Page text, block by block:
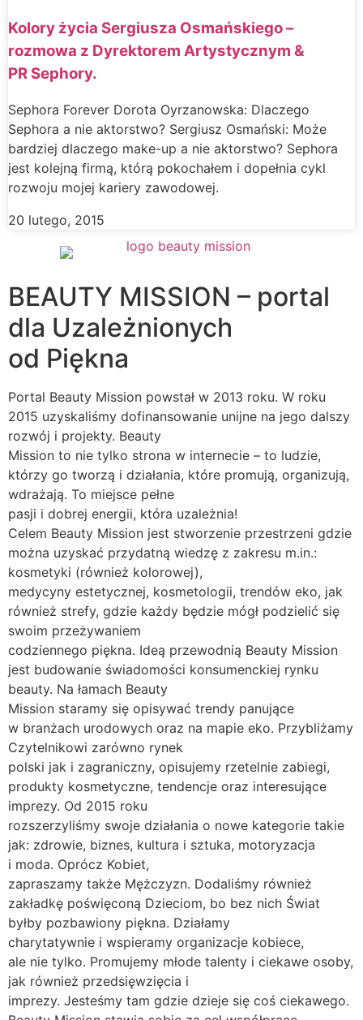
Kolory życia Sergiusza Osmańskiego –
rozmowa z Dyrektorem Artystycznym &
PR Sephory.
Sephora Forever Dorota Oyrzanowska: Dlaczego
Sephora a nie aktorstwo? Sergiusz Osmański: Może
bardziej dlaczego make-up a nie aktorstwo? Sephora
jest kolejną firmą, którą pokochałem i dopełnia cykl
rozwoju mojej kariery zawodowej.
20 lutego, 2015
BEAUTY MISSION – portal
dla Uzależnionych
od Piękna
Portal Beauty Mission powstał w 2013 roku. W roku
2015 uzyskaliśmy dofinansowanie unijne na jego dalszy
rozwój i projekty. Beauty
Mission to nie tylko strona w internecie – to ludzie,
którzy go tworzą i działania, które promują, organizują,
wdrażają. To miejsce pełne
pasji i dobrej energii, która uzależnia!
Celem Beauty Mission jest stworzenie przestrzeni gdzie
można uzyskać przydatną wiedzę z zakresu m.in.:
kosmetyki (również kolorowej),
medycyny estetycznej, kosmetologii, trendów eko, jak
również strefy, gdzie każdy będzie mógł podzielić się
swoim przeżywaniem
codziennego piękna. Ideą przewodnią Beauty Mission
jest budowanie świadomości konsumenckiej rynku
beauty. Na łamach Beauty
Mission staramy się opisywać trendy panujące
w branżach urodowych oraz na mapie eko. Przybliżamy
Czytelnikowi zarówno rynek
polski jak i zagraniczny, opisujemy rzetelnie zabiegi,
produkty kosmetyczne, tendencje oraz interesujące
imprezy. Od 2015 roku
rozszerzyliśmy swoje działania o nowe kategorie takie
jak: zdrowie, biznes, kultura i sztuka, motoryzacja
i moda. Oprócz Kobiet,
zapraszamy także Mężczyzn. Dodaliśmy również
zakładkę poświęconą Dzieciom, bo bez nich Świat
byłby pozbawiony piękna. Działamy
charytatywnie i wspieramy organizacje kobiece,
ale nie tylko. Promujemy młode talenty i ciekawe osoby,
jak również przedsięwzięcia i
imprezy. Jesteśmy tam gdzie dzieje się coś ciekawego.